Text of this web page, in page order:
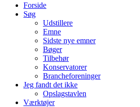
Forside
Søg
Udstillere
Emne
Sidste nye emner
Bøger
Tilbehør
Konservatorer
Brancheforeninger
Jeg fandt det ikke
Opslagstavlen
Værktøjer